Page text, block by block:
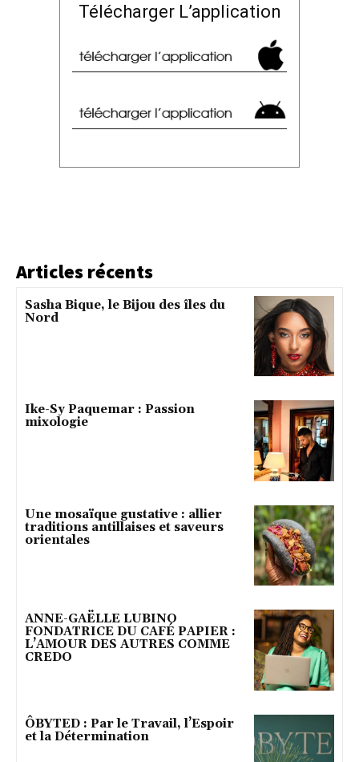
Télécharger L’application
Articles récents
Sasha Bique, le Bijou des îles du
Nord
Ike-Sy Paquemar : Passion
mixologie
Une mosaïque gustative : allier
traditions antillaises et saveurs
orientales
ANNE-GAËLLE LUBINO
FONDATRICE DU CAFÉ PAPIER :
L’AMOUR DES AUTRES COMME
CREDO
ÔBYTED : Par le Travail, l’Espoir
et la Détermination